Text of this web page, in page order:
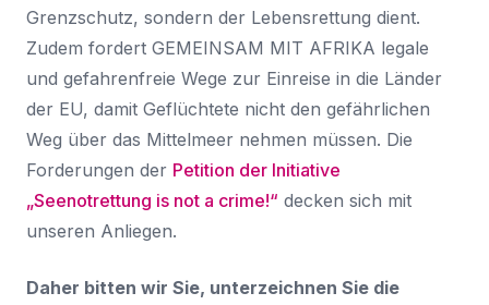
Grenzschutz, sondern der Lebensrettung dient.
Zudem fordert GEMEINSAM MIT AFRIKA legale
und gefahrenfreie Wege zur Einreise in die Länder
der EU, damit Geflüchtete nicht den gefährlichen
Weg über das Mittelmeer nehmen müssen. Die
Forderungen der Petition der Initiative
„Seenotrettung is not a crime!“ decken sich mit
unseren Anliegen.
Daher bitten wir Sie, unterzeichnen Sie die